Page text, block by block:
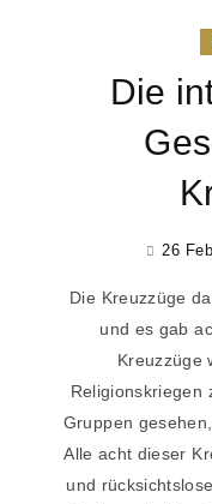
Die
26
Die Kreuzzüge
und es gab
Kreuzzüge
Religionskriegen
Gruppen
Alle acht dieser
und